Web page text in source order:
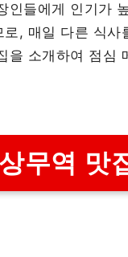
인들에게 인기가
, 매일 다른 식
을 소개하여 점심
상무역 맛